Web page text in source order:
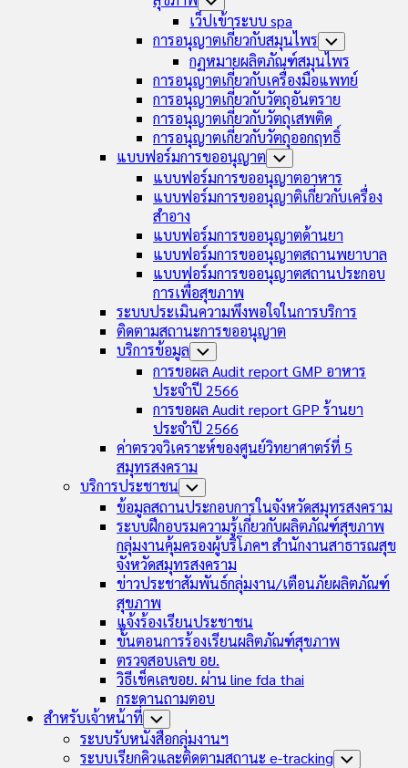
Child
Menu
เว็ปเข้าระบบ spa
การอนุญาตเกี่ยวกับสมุนไพร Toggle
Child
Menu
กฏหมายผลิตภัณฑ์สมุนไพร
การอนุญาตเกี่ยวกับเครื่องมือแพทย์
การอนุญาตเกี่ยวกับวัตถุอันตราย
การอนุญาตเกี่ยวกับวัตถุเสพติด
การอนุญาตเกี่ยวกับวัตถุออกฤทธิ์
แบบฟอร์มการขออนุญาต Toggle
Child
Menu
แบบฟอร์มการขออนุญาตอาหาร
แบบฟอร์มการขออนุญาติเกี่ยวกับเครื่อง
สำอาง
แบบฟอร์มการขออนุญาตด้านยา
แบบฟอร์มการขออนุญาตสถานพยาบาล
แบบฟอร์มการขออนุญาตสถานประกอบ
การเพื่อสุขภาพ
ระบบประเมินความพึงพอใจในการบริการ
ติดตามสถานะการขออนุญาต
บริการข้อมูล Toggle
Child
Menu
การขอผล Audit report GMP อาหาร
ประจำปี 2566
การขอผล Audit report GPP ร้านยา
ประจำปี 2566
ค่าตรวจวิเคราะห์ของศูนย์วิทยาศาตร์ที่ 5
สมุทรสงคราม
บริการประชาชน Toggle
Child
Menu
ข้อมูลสถานประกอบการในจังหวัดสมุทรสงคราม
ระบบฝึกอบรมความรู้เกี่ยวกับผลิตภัณฑ์สุขภาพ
กลุ่มงานคุ้มครองผู้บริโภคฯ สำนักงานสาธารณสุข
จังหวัดสมุทรสงคราม
ข่าวประชาสัมพันธ์กลุ่มงาน/เตือนภัยผลิตภัณฑ์
สุขภาพ
แจ้งร้องเรียนประชาชน
ขั้นตอนการร้องเรียนผลิตภัณฑ์สุขภาพ
ตรวจสอบเลข อย.
วิธีเช็คเลขอย. ผ่าน line fda thai
กระดานถามตอบ
สำหรับเจ้าหน้าที่ Toggle
Child
Menu
ระบบรับหนังสือกลุ่มงานฯ
ระบบเรียกคิวและติดตามสถานะ e-tracking Toggle